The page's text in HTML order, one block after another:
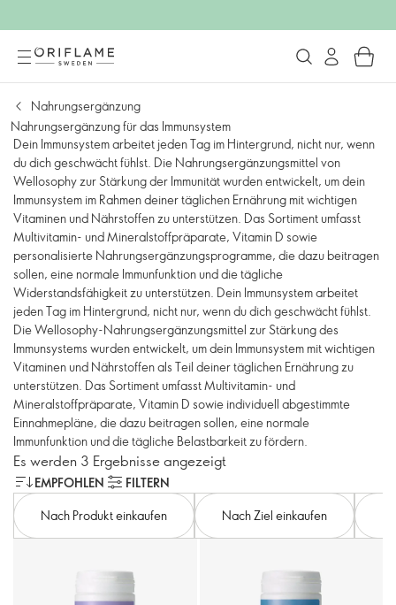
Nahrungsergänzung
Nahrungsergänzung für das Immunsystem
Dein Immunsystem arbeitet jeden Tag im Hintergrund, nicht nur, wenn
du dich geschwächt fühlst. Die Nahrungsergänzungsmittel von
Wellosophy zur Stärkung der Immunität wurden entwickelt, um dein
Immunsystem im Rahmen deiner täglichen Ernährung mit wichtigen
Vitaminen und Nährstoffen zu unterstützen. Das Sortiment umfasst
Multivitamin- und Mineralstoffpräparate, Vitamin D sowie
personalisierte Nahrungsergänzungsprogramme, die dazu beitragen
sollen, eine normale Immunfunktion und die tägliche
Widerstandsfähigkeit zu unterstützen. Dein Immunsystem arbeitet
jeden Tag im Hintergrund, nicht nur, wenn du dich geschwächt fühlst.
Die Wellosophy-Nahrungsergänzungsmittel zur Stärkung des
Immunsystems wurden entwickelt, um dein Immunsystem mit wichtigen
Vitaminen und Nährstoffen als Teil deiner täglichen Ernährung zu
unterstützen. Das Sortiment umfasst Multivitamin- und
Mineralstoffpräparate, Vitamin D sowie individuell abgestimmte
Einnahmepläne, die dazu beitragen sollen, eine normale
Immunfunktion und die tägliche Belastbarkeit zu fördern.
Es werden 3 Ergebnisse angezeigt
EMPFOHLEN
FILTERN
Nach Produkt einkaufen
Nach Ziel einkaufen